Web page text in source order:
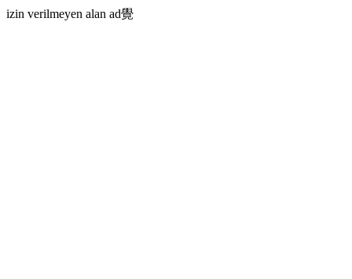
izin verilmeyen alan ad覺